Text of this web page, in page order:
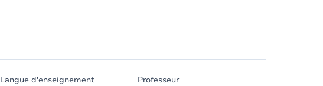
Langue d'enseignement Professeur